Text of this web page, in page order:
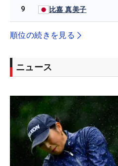
9 比嘉 真美子
順位の続きを見る
ニュース